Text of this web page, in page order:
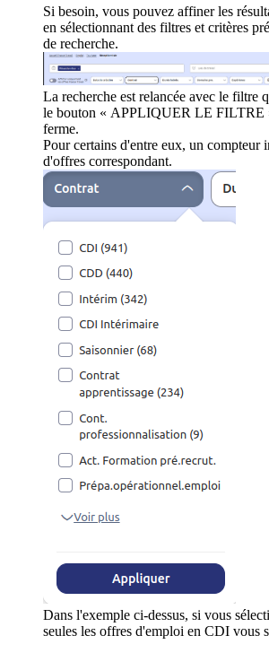
Si besoin, vous pouvez affiner les
en sélectionnant des filtres et critères
de recherche.
La recherche est relancée avec le filtre
le bouton « APPLIQUER LE FILTRE
ferme.
Pour certains d'entre eux, un compteur
d'offres correspondant.
Dans l'exemple ci-dessus, si vous
seules les offres d'emploi en CDI vous